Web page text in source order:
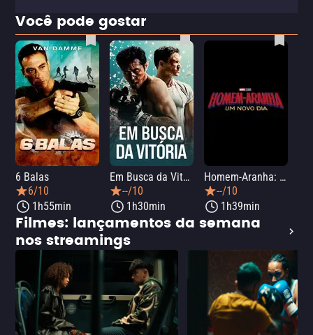
Você pode gostar
6 Balas
6/10
1h55min
Em Busca da Vitória
--/10
1h30min
Homem-Aranha: Um Novo Dia
--/10
1h39min
Filmes: lançamentos da semana
nos streamings